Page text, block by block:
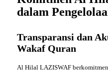
dalam
Transparansi dan
Wakaf Quran
Al Hilal LAZISWAF